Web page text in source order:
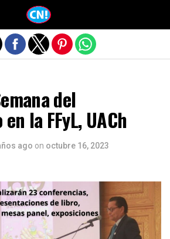
del
la FFyL, UACh
ago on octubre 16, 2023
de la versión móvil